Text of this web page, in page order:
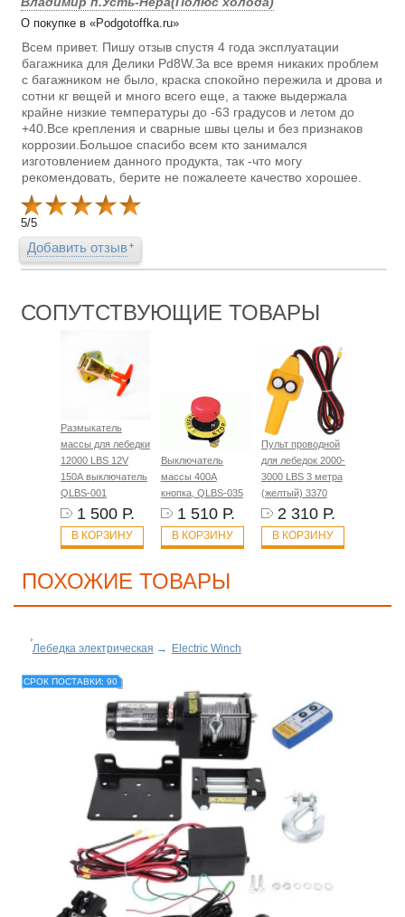
О покупке в «Podgotoffka.ru»
Всем привет. Пишу отзыв спустя 4 года эксплуатации
багажника для Делики Pd8W.За все время никаких проблем
с багажником не было, краска спокойно пережила и дрова и
сотни кг вещей и много всего еще, а также выдержала
крайне низкие температуры до -63 градусов и летом до
+40.Все крепления и сварные швы целы и без признаков
коррозии.Большое спасибо всем кто занимался
изготовлением данного продукта, так -что могу
рекомендовать, берите не пожалеете качество хорошее.
5/5
Добавить отзыв
СОПУТСТВУЮЩИЕ ТОВАРЫ
Размыкатель
массы для лебедки
12000 LBS 12V
150А выключатель
QLBS-001
1 500 Р.
В КОРЗИНУ
Выключатель
массы 400A
кнопка, QLBS-035
1 510 Р.
В КОРЗИНУ
Пульт проводной
для лебедок 2000-
3000 LBS 3 метра
(желтый) 3370
2 310 Р.
В КОРЗИНУ
ПОХОЖИЕ ТОВАРЫ
Лебедка электрическая → Electric Winch
СРОК ПОСТАВКИ: 90